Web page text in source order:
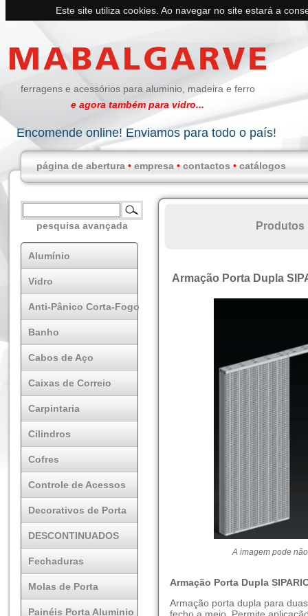
Este site utiliza cookies. Ao navegar no site estará a
ferragens e acessórios para aluminio, madeira e ferro
e agora também para vidro...
Encomende online! Enviamos para todo o país!
página de abertura • empresa • contactos • catálogos
pesquisa avançada
Alumínio
Vidro
Anti-Pânico Corta-Fogo
Banho
Cabos de Aço
Caixas de Correio
Carpintaria
Cilindros
Cofres
Controle de Acessos
Decorativos de Porta
DESCONTINUADOS
Fechaduras
Molas de Porta
Painéis Porta Aluminio
Produtos
Armação Porta Dupla
A imagem pode
Armação Porta Dupla
Armação porta dupla para